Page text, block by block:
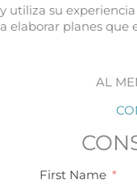
y utiliza su
a elaborar planes que
AL
First Name